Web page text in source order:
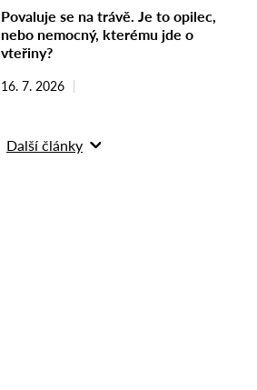
Povaluje se na trávě. Je to opilec,
nebo nemocný, kterému jde o
vteřiny?
16. 7. 2026
Další články